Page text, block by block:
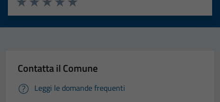
Valuta 5 stelle su 5
Valuta 4 stelle su 5
Valuta 3 stelle su 5
Valuta 2 stelle su 5
Valuta 1 stelle su 5
Contatta il Comune
Leggi le domande frequenti